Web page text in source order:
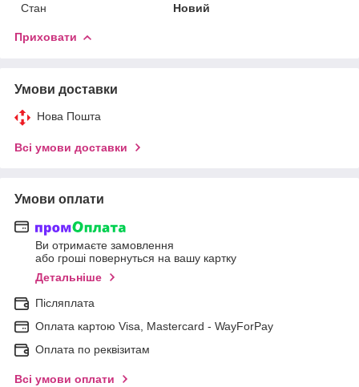
Стан
Новий
Приховати
Умови доставки
Нова Пошта
Всі умови доставки
Умови оплати
Ви отримаєте замовлення
або гроші повернуться на вашу картку
Детальніше
Післяплата
Оплата картою Visa, Mastercard - WayForPay
Оплата по реквізитам
Всі умови оплати